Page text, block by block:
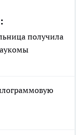
получила